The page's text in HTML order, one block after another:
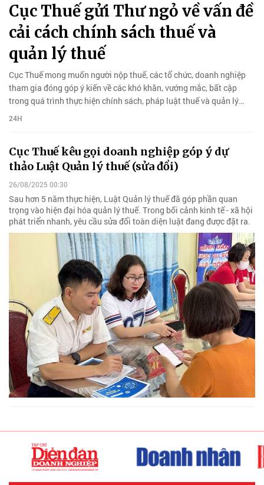
Cục Thuế gửi Thư ngỏ về vấn đề
cải cách chính sách thuế và
quản lý thuế
Cục Thuế mong muốn người nộp thuế, các tổ chức, doanh nghiệp
tham gia đóng góp ý kiến về các khó khăn, vướng mắc, bất cập
trong quá trình thực hiện chính sách, pháp luật thuế và quản lý
thuế.
24H
Cục Thuế kêu gọi doanh nghiệp góp ý dự
thảo Luật Quản lý thuế (sửa đổi)
26/08/2025 00:30
Sau hơn 5 năm thực hiện, Luật Quản lý thuế đã góp phần quan
trọng vào hiện đại hóa quản lý thuế. Trong bối cảnh kinh tế - xã hội
phát triển nhanh, yêu cầu sửa đổi toàn diện luật đang được đặt ra.